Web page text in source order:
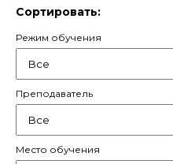
Сортировать:
Режим обучения
Преподаватель
Место обучения